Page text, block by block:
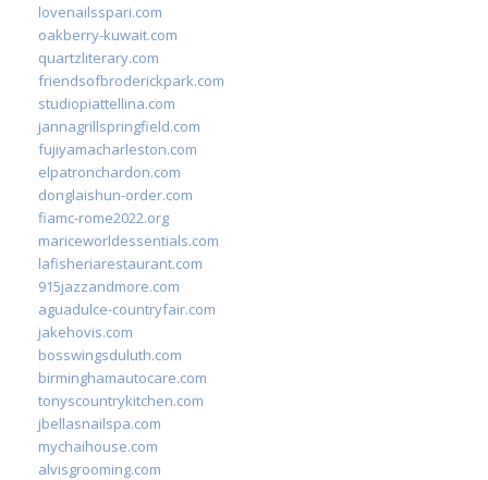
lovenailsspari.com
oakberry-kuwait.com
quartzliterary.com
friendsofbroderickpark.com
studiopiattellina.com
jannagrillspringfield.com
fujiyamacharleston.com
elpatronchardon.com
donglaishun-order.com
fiamc-rome2022.org
mariceworldessentials.com
lafisheriarestaurant.com
915jazzandmore.com
aguadulce-countryfair.com
jakehovis.com
bosswingsduluth.com
birminghamautocare.com
tonyscountrykitchen.com
jbellasnailspa.com
mychaihouse.com
alvisgrooming.com